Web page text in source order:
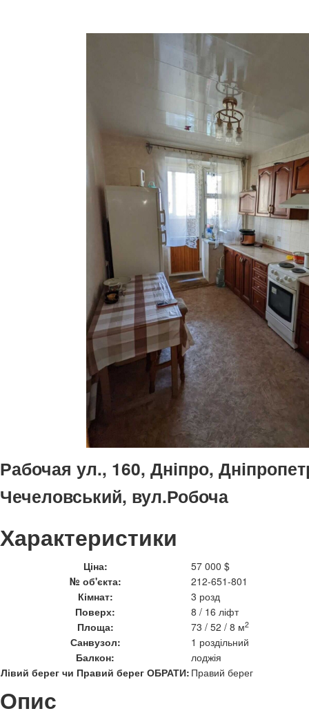
Рабочая ул., 160, Дніпро,
Чечеловський, вул.Робоча
Характеристики
Ціна:
57 000 $
№ об'єкта:
212-651-801
Кімнат:
3 розд
Поверх:
8 / 16 ліфт
Площа:
73 / 52 / 8 м2
Санвузол:
1 роздільний
Балкон:
лоджія
Лівий берег чи Правий берег ОБРАТИ: Правий берег
Опис